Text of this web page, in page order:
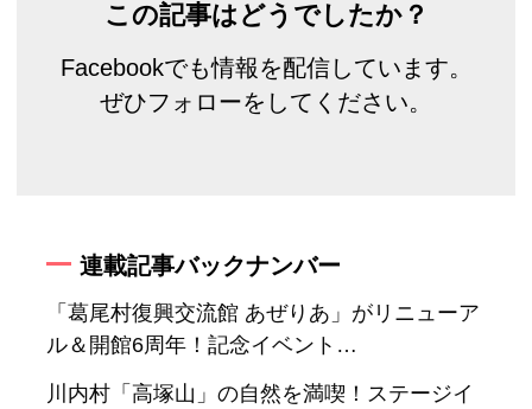
この記事はどうでしたか？
Facebookでも情報を配信しています。
ぜひフォローをしてください。
連載記事バックナンバー
「葛尾村復興交流館 あぜりあ」がリニューア
ル＆開館6周年！記念イベント…
川内村「高塚山」の自然を満喫！ステージイ